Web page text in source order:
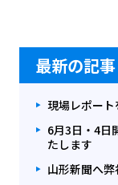
最新の記事
現場レポート
6月3日・4日
たします
山形新聞へ